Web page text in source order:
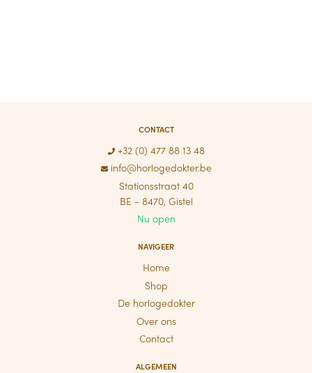
CONTACT
+32 (0) 477 88 13 48
info@horlogedokter.be
Stationsstraat 40
BE - 8470, Gistel
Nu open
NAVIGEER
Home
Shop
De horlogedokter
Over ons
Contact
ALGEMEEN